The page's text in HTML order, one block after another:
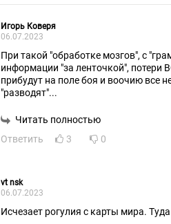
Игорь Коверя
06.07.2023
При такой "обработке мозгов", с
информации "за ленточкой", потери
прибудут на поле боя и воочию все
"разводят"...
Читать полностью
Ответить
3 0
vt nsk
06.07.2023
Исчезает рогулия с карты мира.